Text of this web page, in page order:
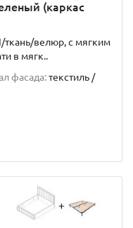
(каркас
ткань/велюр, с мягким
в мягк..
фасада:текстиль /